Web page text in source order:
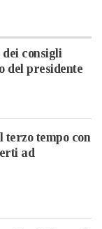
consigli
del presidente
terzo tempo con
ad